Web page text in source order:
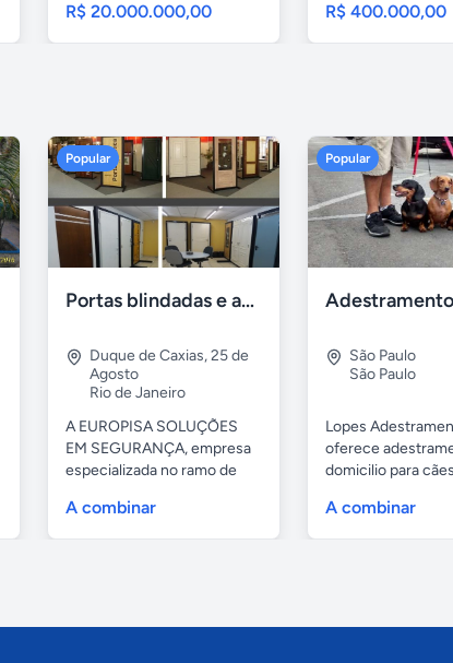
R$ 20.000.000,00 R$ 400.000,00
Popular
Portas blindadas e anti-arrombamento Europisa
Duque de Caxias,25 de
Agosto
Rio de Janeiro
A EUROPISA SOLUÇÕES
EM SEGURANÇA, empresa
especializada no ramo de
A combinar
Popular
São Paulo
São Paulo
Lopes
oferece
domicilio para
A combinar